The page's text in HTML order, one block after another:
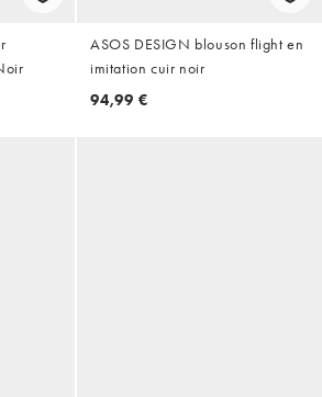
ASOS DESIGN blouson flight en
imitation cuir noir
94,99 €